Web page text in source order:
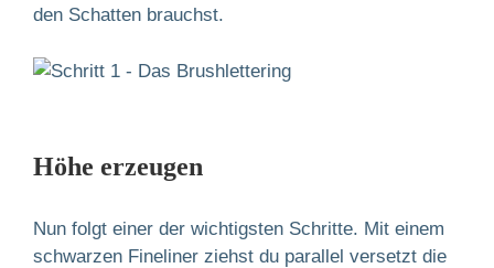
den Schatten brauchst.
Höhe erzeugen
Nun folgt einer der wichtigsten Schritte. Mit einem
schwarzen Fineliner ziehst du parallel versetzt die